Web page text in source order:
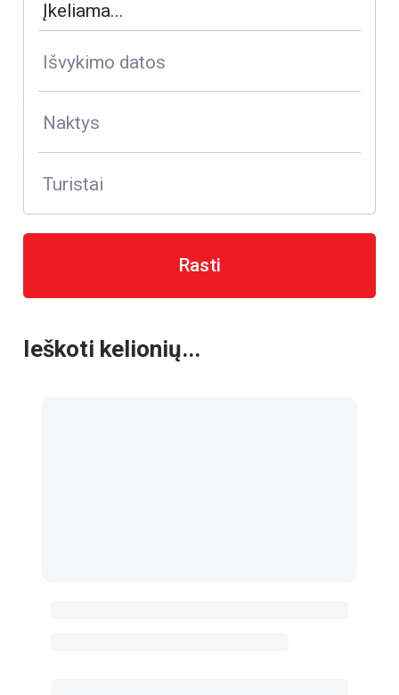
Išvykimo datos
Naktys
Turistai
Rasti
Ieškoti kelionių...